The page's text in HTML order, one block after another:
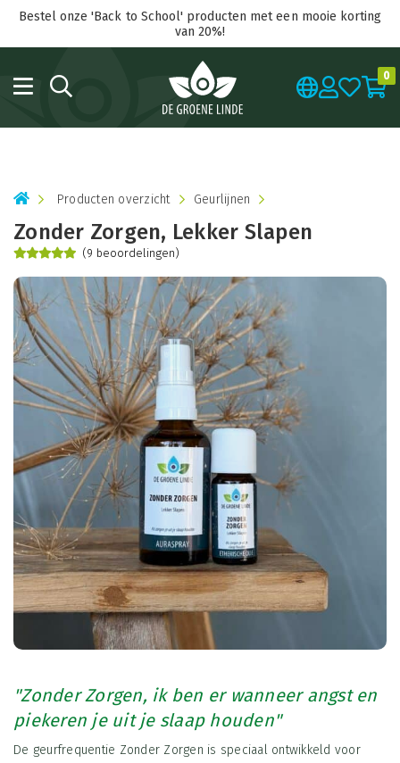
Bestel onze 'Back to School' producten met een mooie korting
van 20%!
0
Producten overzicht Geurlijnen
Zonder Zorgen, Lekker Slapen
(9 beoordelingen)
"Zonder Zorgen, ik ben er wanneer angst en
piekeren je uit je slaap houden"
De geurfrequentie Zonder Zorgen is speciaal ontwikkeld voor